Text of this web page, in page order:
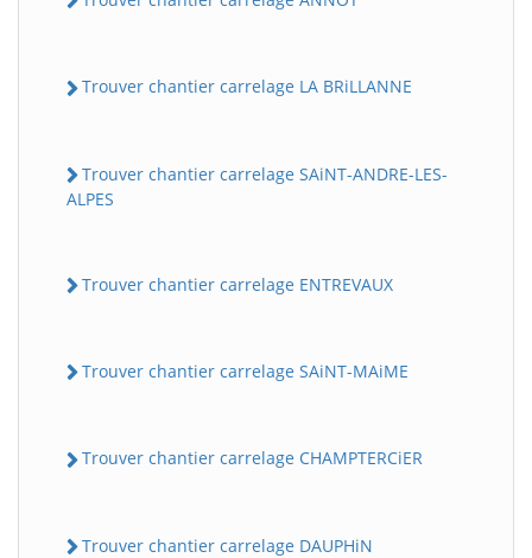
Trouver chantier carrelage LA BRiLLANNE
Trouver chantier carrelage SAiNT-ANDRE-LES-
ALPES
Trouver chantier carrelage ENTREVAUX
Trouver chantier carrelage SAiNT-MAiME
Trouver chantier carrelage CHAMPTERCiER
Trouver chantier carrelage DAUPHiN